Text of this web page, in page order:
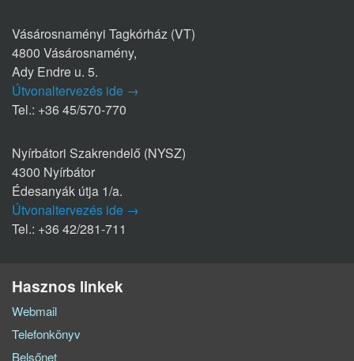
Vásárosnaményi Tagkórház (VT)
4800 Vásárosnamény,
Ady Endre u. 5.
Útvonaltervezés ide →
Tel.: +36 45/570-770
Nyírbátori Szakrendelő (NYSZ)
4300 Nyírbátor
Édesanyák útja 1/a.
Útvonaltervezés ide →
Tel.: +36 42/281-711
Hasznos linkek
Webmail
Telefonkönyv
Belsőnet